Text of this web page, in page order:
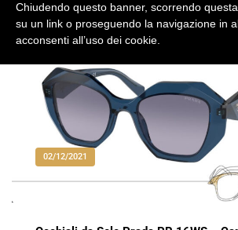
02/12/2021
Chiudendo questo banner, scorrendo
su un link o proseguendo la navigazione in
acconsenti all’uso dei cookie.